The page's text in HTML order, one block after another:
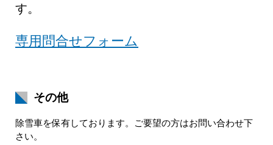
す。
専用問合せフォーム
その他
除雪車を保有しております。ご要望の方はお問い合わせ下
さい。